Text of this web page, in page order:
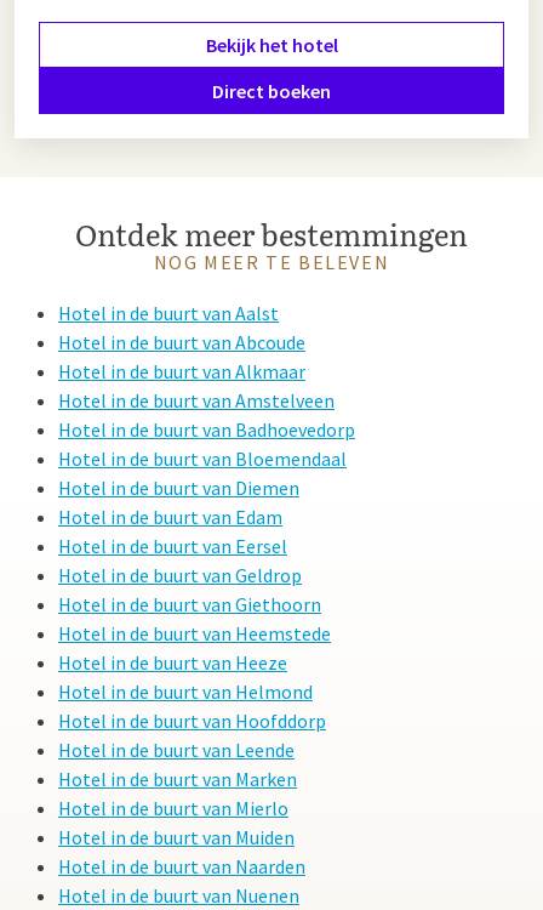
Bekijk het hotel
Direct boeken
Ontdek meer bestemmingen
NOG MEER TE BELEVEN
Hotel in de buurt van Aalst
Hotel in de buurt van Abcoude
Hotel in de buurt van Alkmaar
Hotel in de buurt van Amstelveen
Hotel in de buurt van Badhoevedorp
Hotel in de buurt van Bloemendaal
Hotel in de buurt van Diemen
Hotel in de buurt van Edam
Hotel in de buurt van Eersel
Hotel in de buurt van Geldrop
Hotel in de buurt van Giethoorn
Hotel in de buurt van Heemstede
Hotel in de buurt van Heeze
Hotel in de buurt van Helmond
Hotel in de buurt van Hoofddorp
Hotel in de buurt van Leende
Hotel in de buurt van Marken
Hotel in de buurt van Mierlo
Hotel in de buurt van Muiden
Hotel in de buurt van Naarden
Hotel in de buurt van Nuenen